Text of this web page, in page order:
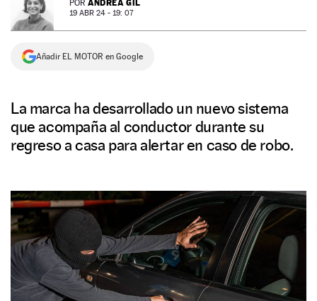
NEWSLETTER
SÍGUENOS
POR ANDREA GIL
19 ABR 24 - 19: 07
Añadir EL MOTOR en Google
La marca ha desarrollado un nuevo sistema
que acompaña al conductor durante su
regreso a casa para alertar en caso de robo.